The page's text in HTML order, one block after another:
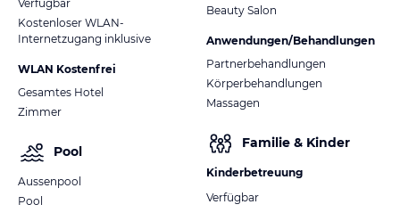
Verfügbar
Kostenloser WLAN-
Internetzugang inklusive
WLAN Kostenfrei
Gesamtes Hotel
Zimmer
Pool
Aussenpool
Pool
Beauty Salon
Anwendungen/Behandlungen
Partnerbehandlungen
Körperbehandlungen
Massagen
Familie & Kinder
Kinderbetreuung
Verfügbar